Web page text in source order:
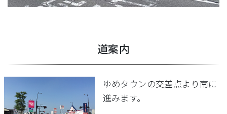
道案内
ゆめタウンの交差点より南に
進みます。